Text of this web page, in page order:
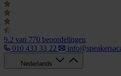
9.2 van 770 beoordelingen
010 433 33 22
Nederlands